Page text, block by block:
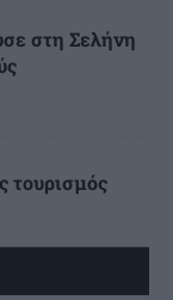
στη Σελήνη
τουρισμός